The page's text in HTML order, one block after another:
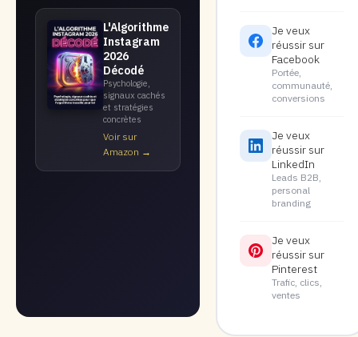
L'Algorithme
Instagram
2026
Décodé
Psychologie,
signaux cachés
et stratégies
concrètes
Voir sur
Amazon →
Je veux
réussir sur
Facebook
Portée,
communauté,
conversions
Je veux
réussir sur
LinkedIn
Leads B2B,
personal
branding
Je veux
réussir sur
Pinterest
Trafic, clics,
ventes